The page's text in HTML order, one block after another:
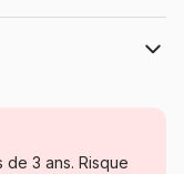
HEYE, de la série
Tanck -
les
des forêts)
3 ans. Risque